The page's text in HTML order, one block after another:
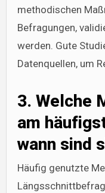
methodischen
Befragungen,
werden. Gute
Datenquellen, um
3. Welche
am
wann sind
Häufig genutzte